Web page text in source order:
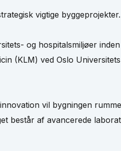
vigtige byggeprojekter.
og hospitalsmiljøer
(KLM) ved Oslo
vil bygningen
består af avancerede